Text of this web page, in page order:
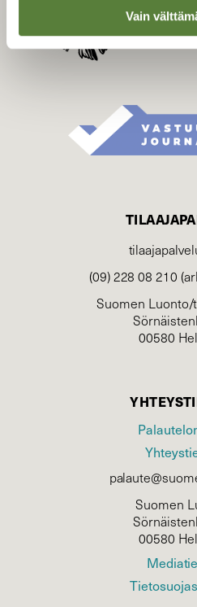
Vain
(09) 228 08 210
Suomen Luonto/
00580
Suomen
00580